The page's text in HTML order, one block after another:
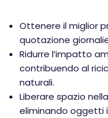
Ottenere il miglior
quotazione
Ridurre l’impatto
contribuendo al
naturali.
Liberare spazio
eliminando oggetti